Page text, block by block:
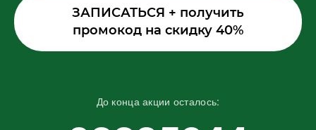
ЗАПИСАТЬСЯ + получить
промокод на скидку 40%
До конца акции осталось: